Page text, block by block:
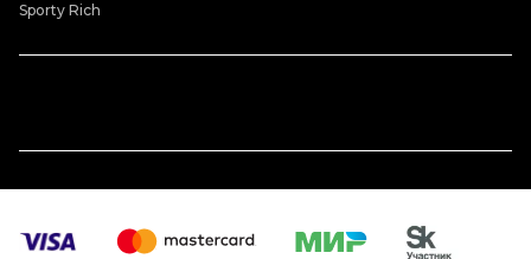
Sporty Rich